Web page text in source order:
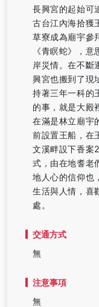
長興宮的起始可
古台江內海拾獲
草寮成為廟宇參
《青瞑蛇》，
岸災情。在不斷
興宮也搬到了現
持著三年一科的
的事，就是大殿
在滿是林立廟宇
前設置王船，在
文溪畔設下香案
式，由在地耆老
地人心的信仰也
生活與人情，喜
處。
交通方式
無
注意事項
無